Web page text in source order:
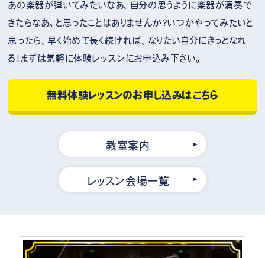
あの楽器が弾いてみたいなあ、自分の思うように楽器が演奏で
きたらなあ。と思ったことはありませんか？いつかやってみたいと
思ったら、早く始めて長く続ければ、なりたい自分にきっとなれ
る！まずは気軽に体験レッスンにお申込み下さい。
無料体験レッスンのお申し込みはこちら
教室案内
レッスン会場一覧